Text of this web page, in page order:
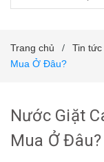
Trang chủ / Tin tức
Mua Ở Đâu?
Nước Giặt
Mua Ở Đâu?